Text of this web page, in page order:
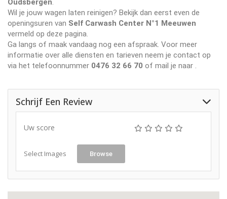
Oudsbergen.
Wil je jouw wagen laten reinigen? Bekijk dan eerst even de
openingsuren van Self Carwash Center N°1 Meeuwen
vermeld op deze pagina.
Ga langs of maak vandaag nog een afspraak. Voor meer
informatie over alle diensten en tarieven neem je contact op
via het telefoonnummer 0476 32 66 70 of mail je naar .
Schrijf Een Review
Uw score
Select Images Browse